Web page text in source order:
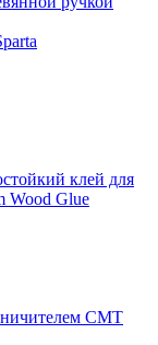
клей для
Wood Glue
CMT